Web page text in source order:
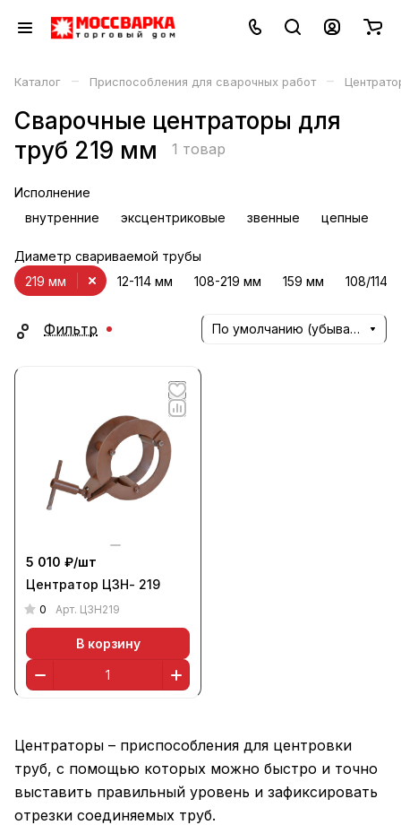
Каталог – Приспособления для сварочных работ –
Сварочные центраторы для
труб 219 мм
1 товар
Исполнение
внутренние
эксцентриковые звенные цепные
Диаметр свариваемой трубы
12-114 мм
108-219 мм 159 мм 108/114
219 мм
Фильтр По умолчанию (убывание)
5 010 ₽/шт
Центратор ЦЗН- 219
0 Арт. ЦЗН219
В корзину
Центраторы – приспособления для центровки
труб, с помощью которых можно быстро и точно
выставить правильный уровень и зафиксировать
отрезки соединяемых труб.